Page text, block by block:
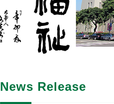
News Release